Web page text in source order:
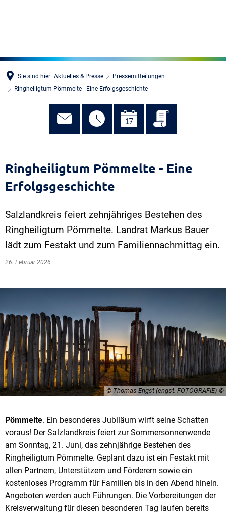
Sie sind hier: Aktuelles & Presse
Pressemitteilungen
Ringheiligtum Pömmelte - Eine Erfolgsgeschichte
Ringheiligtum Pömmelte - Eine
Erfolgsgeschichte
Salzlandkreis feiert zehnjähriges Bestehen des
Ringheiligtum Pömmelte. Landrat Markus Bauer
lädt zum Festakt und zum Familiennachmittag ein.
26. Februar 2026
© Thomas Engst (engst. FOTOGRAFIE)
Pömmelte. Ein besonderes Jubiläum wirft seine Schatten
voraus! Der Salzlandkreis feiert zur Sommersonnenwende
am Sonntag, 21. Juni, das zehnjährige Bestehen des
Ringheiligtum Pömmelte. Geplant dazu ist ein Festakt mit
allen Partnern, Unterstützern und Förderern sowie ein
kostenloses Programm für Familien bis in den Abend hinein.
Angeboten werden auch Führungen. Die Vorbereitungen der
Kreisverwaltung für diesen besonderen Tag laufen bereits